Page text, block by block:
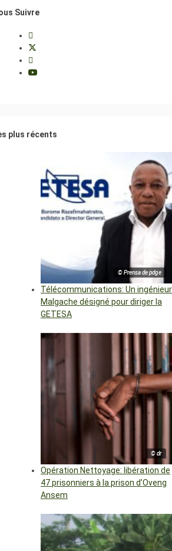
Suivre
plus récents
© Prensa de pdge
Télécommunications: Un ingénieur
Malgache désigné pour diriger la
GETESA
© dr
Opération Nettoyage: libération de
47 prisonniers à la prison d’Oveng
Ansem